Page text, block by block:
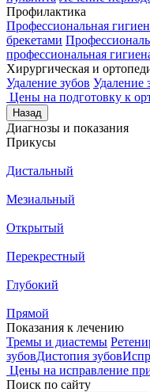
Профилактика
Профессиональная
брекетами
профессиональная
Хирургическая и
Удаление зубов Удаление
Цены на подготовку к
Назад
Диагнозы и показания
Прикусы
Дистальный
Мезиальный
Открытый
Перекрестный
Глубокий
Прямой
Показания к лечению
Тремы и диастемы
зубовДистопия зубов
Цены на исправление
Поиск по сайту